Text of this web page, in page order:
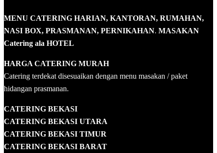
MENU CATERING HARIAN, KANTORAN, RUMAHAN,
NASI BOX, PRASMANAN, PERNIKAHAN. MASAKAN
Catering ala HOTEL
HARGA CATERING MURAH
Catering terdekat disesuaikan dengan menu masakan / paket
hidangan prasmanan.
CATERING BEKASI
CATERING BEKASI UTARA
CATERING BEKASI TIMUR
CATERING BEKASI BARAT